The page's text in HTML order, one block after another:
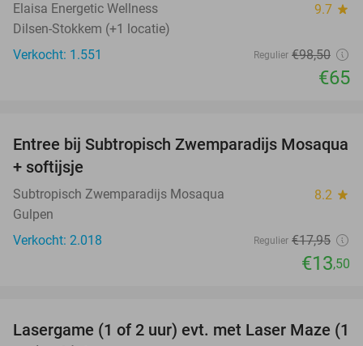
Elaisa Energetic Wellness 9.7 star
Dilsen-Stokkem (+1 locatie)
Verkocht: 1.551
Regulier €98,50
€65
25%
Entree bij Subtropisch Zwemparadijs Mosaqua
+ softijsje
Subtropisch Zwemparadijs Mosaqua 8.2 star
Gulpen
Verkocht: 2.018
Regulier €17,95
€13,50
22%
Lasergame (1 of 2 uur) evt. met Laser Maze (1